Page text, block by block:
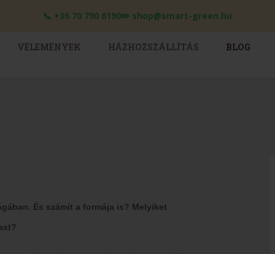
📞 +36 70 790 6190✏️ shop@smart-green.hu
VÉLEMÉNYEK HÁZHOZSZÁLLÍTÁS
BLOG
És számít a formája is? Melyiket